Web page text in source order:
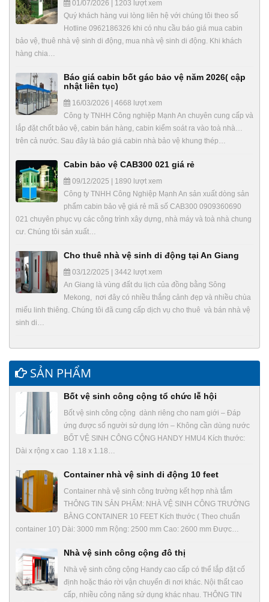
01/07/2026 | 1203 lượt xem
Quý khách hàng vui lòng liên hệ với chúng tôi theo số
Hotline 0962186326 khi có nhu cầu báo giá mua cabin
bảo vệ, thuê nhà vệ sinh di động, mua nhà vệ sinh di động. Khi khách
hàng chia…
Báo giá cabin bốt gác bảo vệ năm 2026( cập
nhật liên tục)
16/03/2026 | 4668 lượt xem
Công ty TNHH Công nghiệp Mạnh An chuyên cung cấp và
lắp đặt chốt bảo vệ, cabin bán hàng, cabin kiểm soát ra vào toà nhà…
trên cả nước. Sau đây là báo giá cabin nhà bảo vệ khung thép…
Cabin bảo vệ CAB300 021 giá rẻ
09/12/2025 | 1890 lượt xem
Công ty TNHH Công Nghiệp Mạnh An sản xuất dòng sản
phẩm cabin bảo vệ giá rẻ mã số CAB300 0909360690
021 chuyên phục vụ các công trình xây dựng, nhà máy và toà nhà chung
cư. Chúng tôi sản xuất…
Cho thuê nhà vệ sinh di động tại An Giang
03/12/2025 | 3442 lượt xem
An Giang là vùng đất du lịch của đồng bằng Sông
Mekong, nơi đây có nhiều thắng cảnh đẹp và nhiều chùa
miếu linh thiêng. Chúng tôi đã cung cấp dịch vụ cho thuê và bán nhà vệ
sinh di…
SẢN PHẨM
Bốt vệ sinh công cộng tổ chức lễ hội
Bốt vệ sinh công cộng dành riêng cho nam giới – Đáp
ứng được số người sử dụng lớn – Không cần dùng nước
BỐT VỆ SINH CÔNG CỘNG HANDY HMU4 Kích thước:
Dài x rộng x cao 1.18 x 1.18…
Container nhà vệ sinh di động 10 feet
Container nhà vệ sinh công trường kết hợp nhà tắm
THÔNG TIN SẢN PHẨM: NHÀ VỆ SINH CÔNG TRƯỜNG
BẰNG CONTAINER 10 FEET Kích thước ( Theo chuẩn
container 10′) Dài: 3000 mm Rộng: 2500 mm Cao: 2600 mm Được…
Nhà vệ sinh công cộng đô thị
Nhà vệ sinh công cộng Handy cao cấp có thể lắp đặt cố
định hoặc tháo rời vận chuyển đi nơi khác. Nội thất cao
cấp, nhiều công năng sử dụng khác nhau. THÔNG TIN